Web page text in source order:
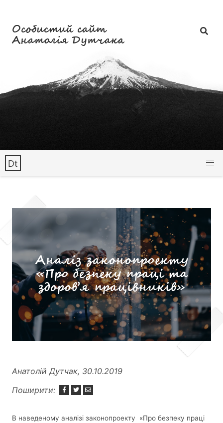
Особистий сайт
Анатолія Дутчака
Dt
Аналіз законопроекту
«Про безпеку праці та
здоров’я працівників»
Анатолій Дутчак, 30.10.2019
Поширити:
В наведеному аналізі законопроекту «Про безпеку праці